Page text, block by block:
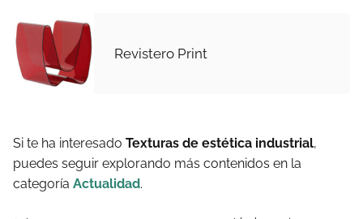
Revistero Print
Si te ha interesado Texturas de estética industrial,
puedes seguir explorando más contenidos en la
categoría Actualidad.